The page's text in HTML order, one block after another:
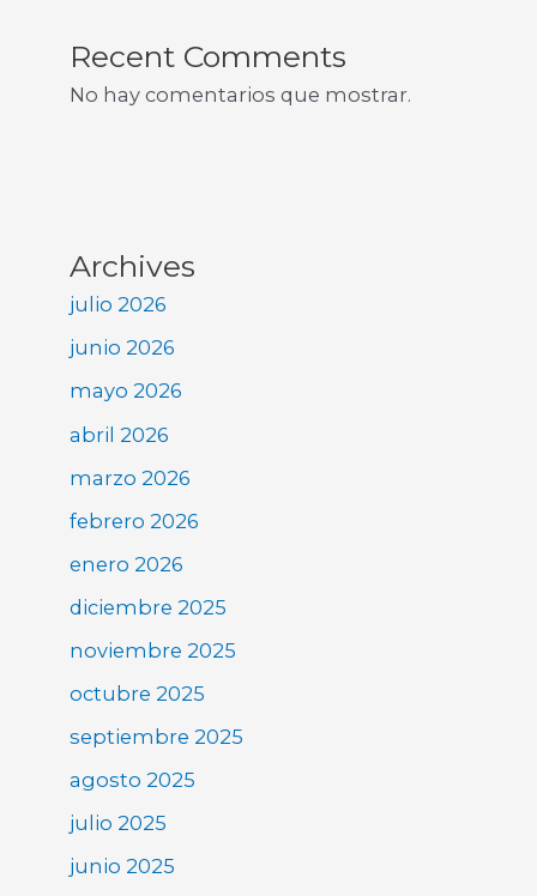
Recent Comments
No hay comentarios que mostrar.
Archives
julio 2026
junio 2026
mayo 2026
abril 2026
marzo 2026
febrero 2026
enero 2026
diciembre 2025
noviembre 2025
octubre 2025
septiembre 2025
agosto 2025
julio 2025
junio 2025